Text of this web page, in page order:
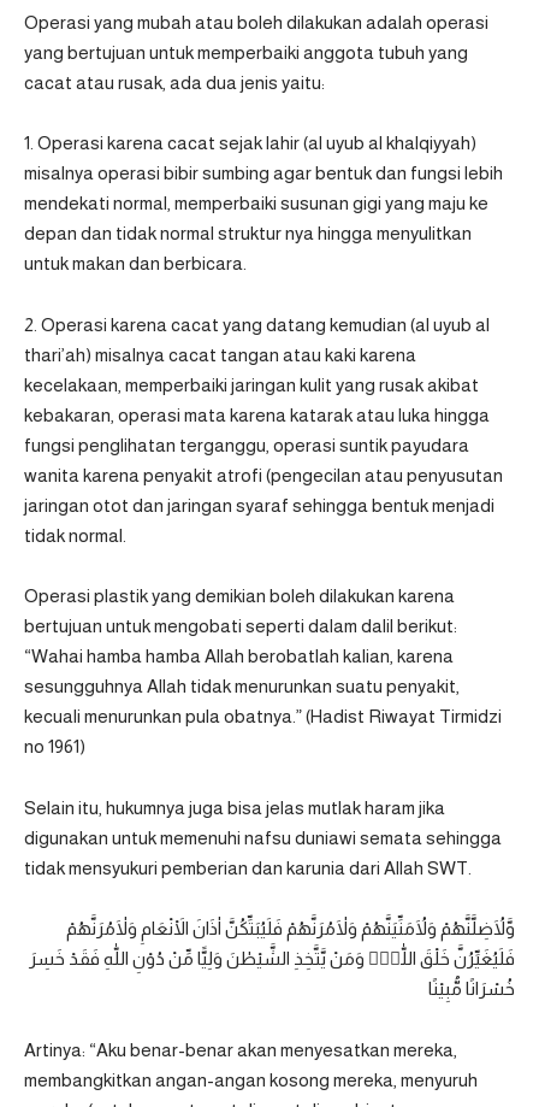
Operasi yang mubah atau boleh dilakukan adalah operasi
yang bertujuan untuk memperbaiki anggota tubuh yang
cacat atau rusak, ada dua jenis yaitu:
1. Operasi karena cacat sejak lahir (al uyub al khalqiyyah)
misalnya operasi bibir sumbing agar bentuk dan fungsi lebih
mendekati normal, memperbaiki susunan gigi yang maju ke
depan dan tidak normal struktur nya hingga menyulitkan
untuk makan dan berbicara.
2. Operasi karena cacat yang datang kemudian (al uyub al
thari’ah) misalnya cacat tangan atau kaki karena
kecelakaan, memperbaiki jaringan kulit yang rusak akibat
kebakaran, operasi mata karena katarak atau luka hingga
fungsi penglihatan terganggu, operasi suntik payudara
wanita karena penyakit atrofi (pengecilan atau penyusutan
jaringan otot dan jaringan syaraf sehingga bentuk menjadi
tidak normal.
Operasi plastik yang demikian boleh dilakukan karena
bertujuan untuk mengobati seperti dalam dalil berikut:
“Wahai hamba hamba Allah berobatlah kalian, karena
sesungguhnya Allah tidak menurunkan suatu penyakit,
kecuali menurunkan pula obatnya.” (Hadist Riwayat Tirmidzi
no 1961)
Selain itu, hukumnya juga bisa jelas mutlak haram jika
digunakan untuk memenuhi nafsu duniawi semata sehingga
tidak mensyukuri pemberian dan karunia dari Allah SWT.
وَّلَاُضِلَّنَّهُمْ وَلَاُمَنِّيَنَّهُمْ وَلَاٰمُرَنَّهُمْ فَلَيُبَتِّكُنَّ اٰذَانَ الْاَنْعَامِ وَلَاٰمُرَنَّهُمْ
فَلَيُغَيِّرُنَّ خَلْقَ اللّٰهِۚ وَمَنْ يَّتَّخِذِ الشَّيْطٰنَ وَلِيًّا مِّنْ دُوْنِ اللّٰهِ فَقَدْ خَسِرَ
خُسْرَانًا مُّبِيْنًا
Artinya: “Aku benar-benar akan menyesatkan mereka,
membangkitkan angan-angan kosong mereka, menyuruh